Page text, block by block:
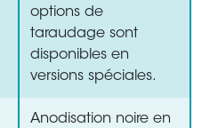
options de
taraudage sont
disponibles en
versions spéciales.
Anodisation noire en